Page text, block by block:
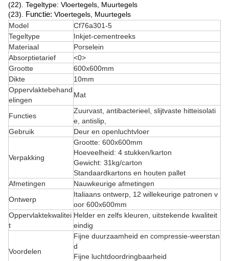
(22). Tegeltype: Vloertegels, Muurtegels
(23).
Functie: Vloertegels, Muurtegels
Model
Cf76a301-5
Tegeltype
Inkjet-cementreeks
Materiaal
Porselein
Absorptietarief
<0>
Grootte
600x600mm
Dikte
10mm
Oppervlaktebehand
elingen
Mat
Functies
Zuurvast, antibacterieel, slijtvaste hitteisolati
e, antislip,
Gebruik
Deur en openluchtvloer
Verpakking
Grootte: 600x600mm
Hoeveelheid: 4 stukken/karton
Gewicht: 31kg/carton
Standaardkartons en houten pallet
Afmetingen
Nauwkeurige afmetingen
Ontwerp
Italiaans ontwerp, 12 willekeurige patronen v
oor 600x600mm
Oppervlaktekwalitei
t
Helder en zelfs kleuren, uitstekende kwaliteit
eindig
Voordelen
Fijne duurzaamheid en compressie-weerstan
d
Fijne luchtdoordringbaarheid